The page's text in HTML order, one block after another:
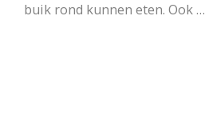
buik rond kunnen eten. Ook …